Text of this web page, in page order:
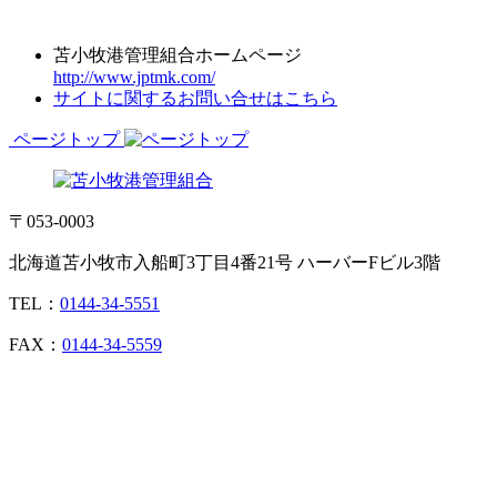
苫小牧港管理組合ホームページ
http://www.jptmk.com/
サイトに関するお問い合せはこちら
ページトップ
〒053-0003
北海道苫小牧市入船町3丁目4番21号 ハーバーFビル3階
TEL： 0144-34-5551
FAX： 0144-34-5559